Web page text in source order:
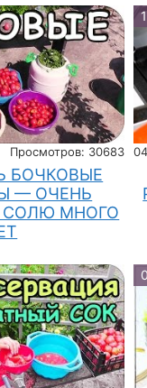
Просмотров: 30683
БОЧКОВЫЕ
— ОЧЕНЬ
МНОГО